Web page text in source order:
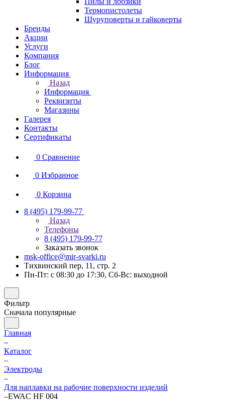
Термопистолеты
Шуруповерты и гайковерты
Бренды
Акции
Услуги
Компания
Блог
Информация
Назад
Информация
Реквизиты
Магазины
Галерея
Контакты
Сертификаты
0 Сравнение
0 Избранное
0 Корзина
8 (495) 179-99-77
Назад
Телефоны
8 (495) 179-99-77
Заказать звонок
msk-office@mir-svarki.ru
Тихвинский пер, 11, стр. 2
Пн-Пт: с 08:30 до 17:30, Сб-Вс: выходной
Фильтр
Сначала популярные
Главная
–
Каталог
–
Электроды
–
Для наплавки на рабочие поверхности изделий
–EWAC HF 004